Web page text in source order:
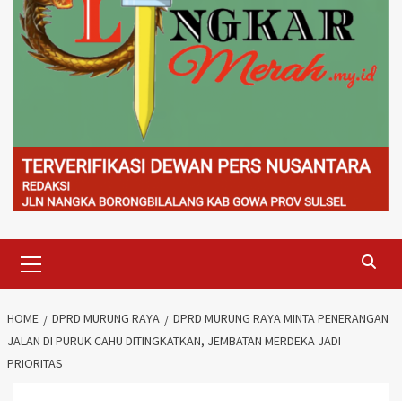
Menu
HOME DPRD MURUNG RAYA
DPRD MURUNG RAYA MINTA PENERANGAN
JALAN DI PURUK CAHU DITINGKATKAN, JEMBATAN MERDEKA JADI
PRIORITAS